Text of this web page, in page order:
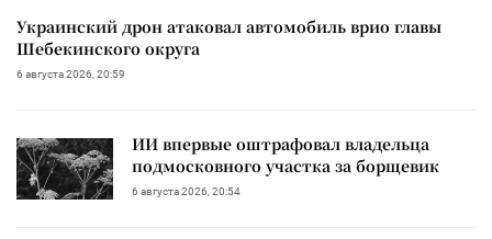
Украинский дрон атаковал автомобиль врио главы
Шебекинского округа
6 августа 2026, 20:59
ИИ впервые оштрафовал владельца
подмосковного участка за борщевик
6 августа 2026, 20:54